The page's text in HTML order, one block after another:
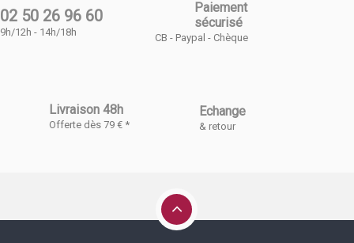
02 50 26 96 60
9h/12h - 14h/18h
Paiement
sécurisé
CB - Paypal - Chèque
Livraison 48h
Offerte dès 79 € *
Echange
& retour